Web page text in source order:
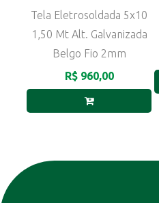
Tela Eletrosoldada 5x10
1,50 Mt Alt. Galvanizada
Belgo Fio 2mm
R$ 960,00